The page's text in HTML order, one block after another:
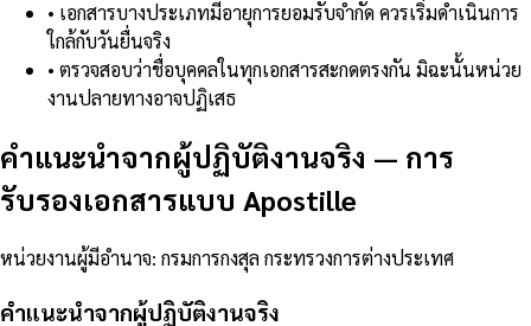
• เอกสารบางประเภทมีอายุการยอมรับจำกัด ควรเริ่มดำเนินการ
ใกล้กับวันยื่นจริง
• ตรวจสอบว่าชื่อบุคคลในทุกเอกสารสะกดตรงกัน มิฉะนั้นหน่วย
งานปลายทางอาจปฏิเสธ
คำแนะนำจากผู้ปฏิบัติงานจริง — การ
รับรองเอกสารแบบ Apostille
หน่วยงานผู้มีอำนาจ: กรมการกงสุล กระทรวงการต่างประเทศ
คำแนะนำจากผู้ปฏิบัติงานจริง